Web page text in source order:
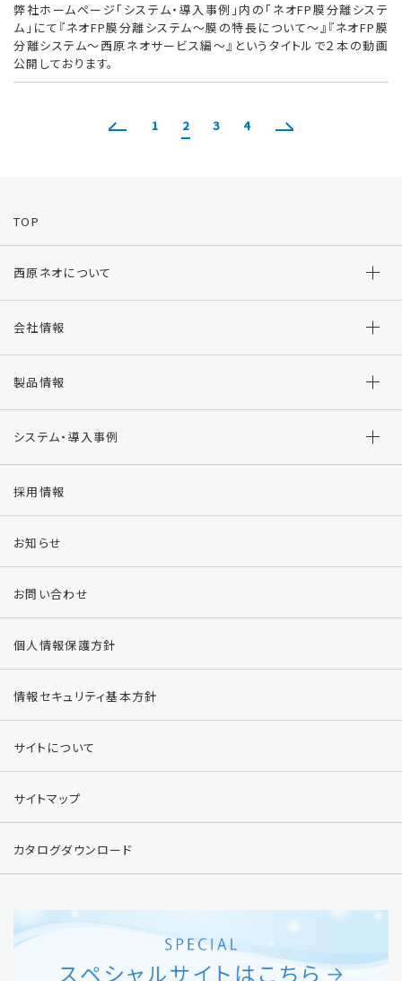
弊社ホームページ「システム・導入事例」内の「ネオFP膜分離システ
ム」にて『ネオFP膜分離システム～膜の特長について～』『ネオFP膜
分離システム～西原ネオサービス編～』というタイトルで２本の動画
公開しております。
1 2 3 4
TOP
西原ネオについて
会社情報
製品情報
システム・導入事例
採用情報
お知らせ
お問い合わせ
個人情報保護方針
情報セキュリティ基本方針
サイトについて
サイトマップ
カタログダウンロード